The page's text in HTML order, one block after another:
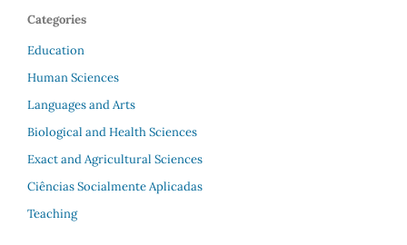
Categories
Education
Human Sciences
Languages and Arts
Biological and Health Sciences
Exact and Agricultural Sciences
Ciências Socialmente Aplicadas
Teaching